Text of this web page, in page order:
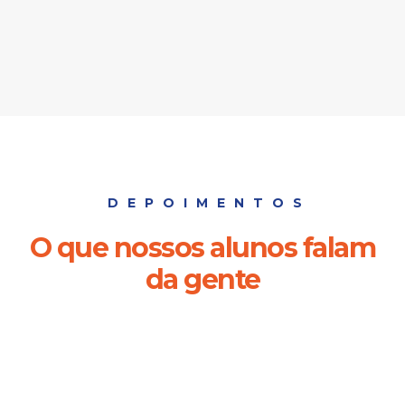
DEPOIMENTOS
O que nossos alunos falam
da gente